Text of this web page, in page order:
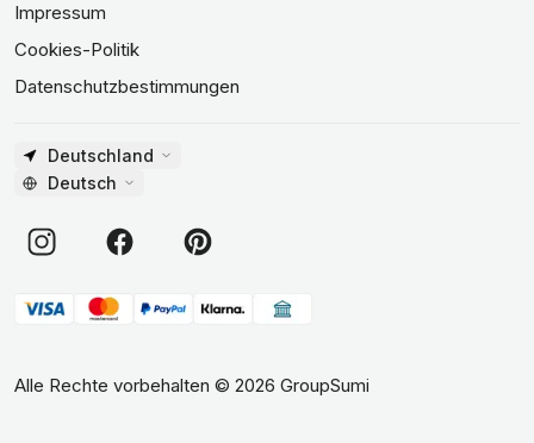
Impressum
Cookies-Politik
Datenschutzbestimmungen
Deutschland
Deutsch
Alle Rechte vorbehalten © 2026 GroupSumi